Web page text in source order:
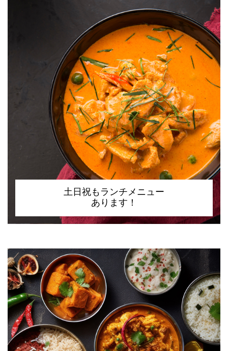
土日祝もランチメニュー
あります！